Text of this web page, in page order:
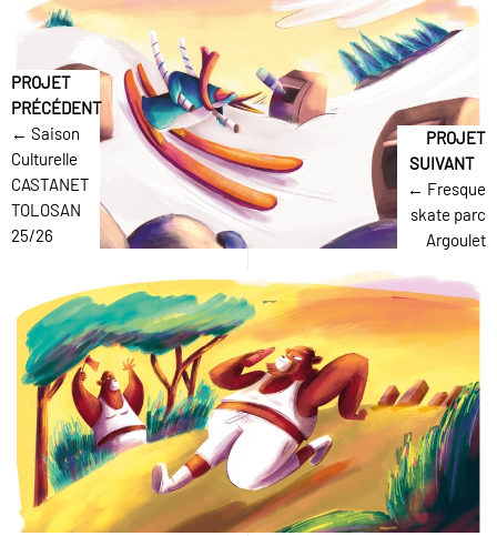
← Saison
Culturelle
CASTANET
TOLOSAN
25/26
← Fresque
skate parc
Argoulet